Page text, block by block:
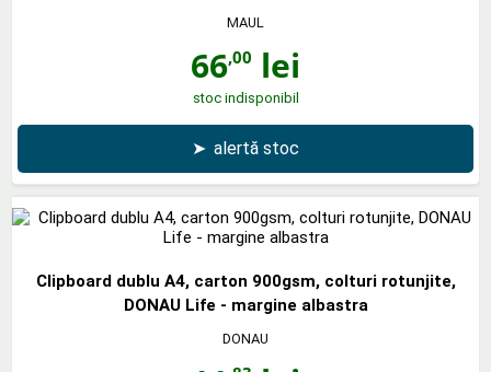
MAUL
66,00 lei
stoc indisponibil
➤ alertă stoc
Clipboard dublu A4, carton 900gsm, colturi rotunjite,
DONAU Life - margine albastra
DONAU